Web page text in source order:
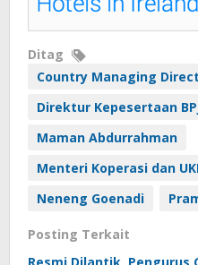
Ditag
Country Managing
Direktur Kepesertaan
Maman Abdurrahman
Menteri Koperasi dan
Neneng Goenadi
Posting Terkait
Resmi Dilantik, Pengurus